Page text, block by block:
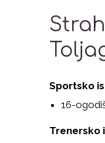
Sportsko
16-
Trenersko